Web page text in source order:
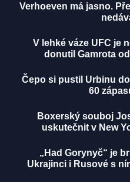
Verhoeven má jasno.
V lehké váze UFC je
donutil Gamrota
Čepo si pustil Urbinu
60
Boxerský souboj
uskutečnit v New
„Had Gorynyč“ je
Ukrajinci i Rusové s